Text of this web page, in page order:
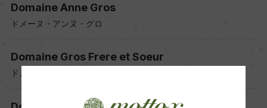
Domaine Anne Gros
ドメーヌ・アンヌ・グロ
Domaine Gros Frere et Soeur
ドメーヌ・グロ・フレール・エ・スール